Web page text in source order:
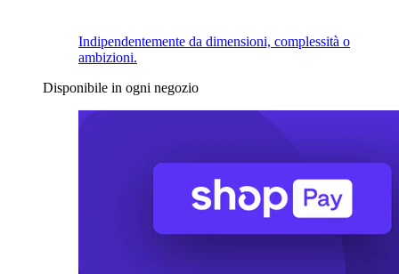
Indipendentemente da dimensioni, complessità o
ambizioni.
Disponibile in ogni negozio